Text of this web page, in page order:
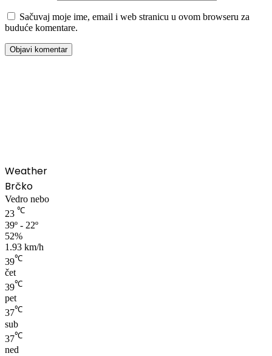
Sačuvaj moje ime, email i web stranicu u ovom browseru za
buduće komentare.
Weather
Brčko
Vedro nebo
23 ℃
39º - 22º
52%
1.93 km/h
39℃
čet
39℃
pet
37℃
sub
37℃
ned